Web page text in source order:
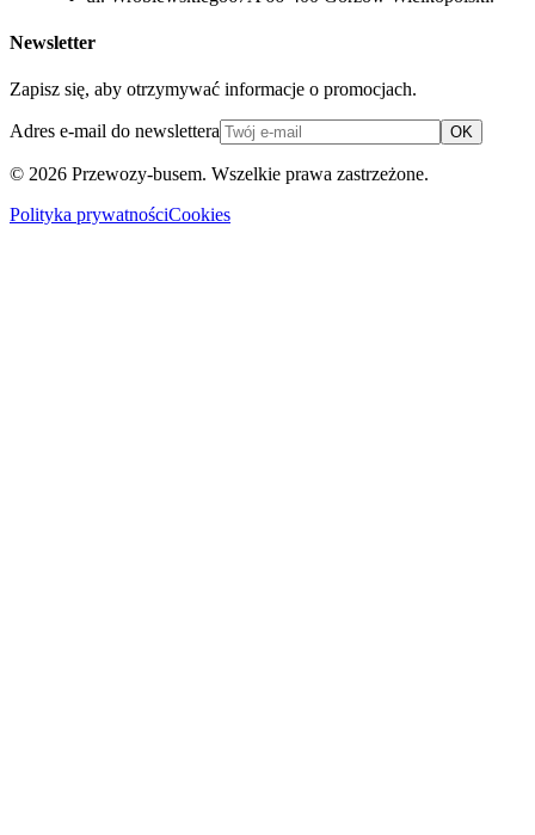
Newsletter
Zapisz się, aby otrzymywać informacje o promocjach.
Adres e-mail do newslettera OK
© 2026 Przewozy-busem. Wszelkie prawa zastrzeżone.
Polityka prywatnościCookies